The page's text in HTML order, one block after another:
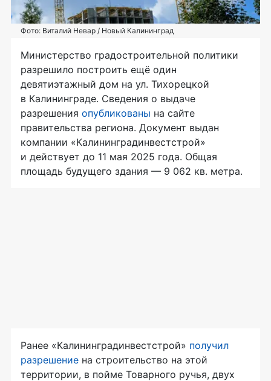
Фото: Виталий Невар / Новый Калининград
Министерство градостроительной политики
разрешило построить ещё один
девятиэтажный дом на ул. Тихорецкой
в Калининграде. Сведения о выдаче
разрешения опубликованы на сайте
правительства региона. Документ выдан
компании «Калининградинвестстрой»
и действует до 11 мая 2025 года. Общая
площадь будущего здания — 9 062 кв. метра.
Ранее «Калининградинвестстрой» получил
разрешение на строительство на этой
территории, в пойме Товарного ручья, двух